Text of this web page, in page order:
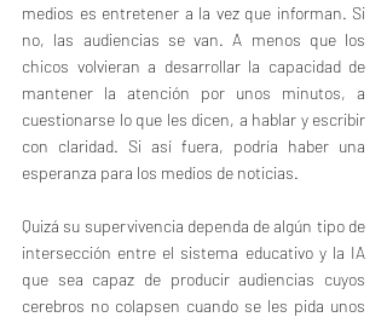
medios es entretener a la vez que informan. Si
no, las audiencias se van. A menos que los
chicos volvieran a desarrollar la capacidad de
mantener la atención por unos minutos, a
cuestionarse lo que les dicen, a hablar y escribir
con claridad. Si así fuera, podría haber una
esperanza para los medios de noticias.
Quizá su supervivencia dependa de algún tipo de
intersección entre el sistema educativo y la IA
que sea capaz de producir audiencias cuyos
cerebros no colapsen cuando se les pida unos